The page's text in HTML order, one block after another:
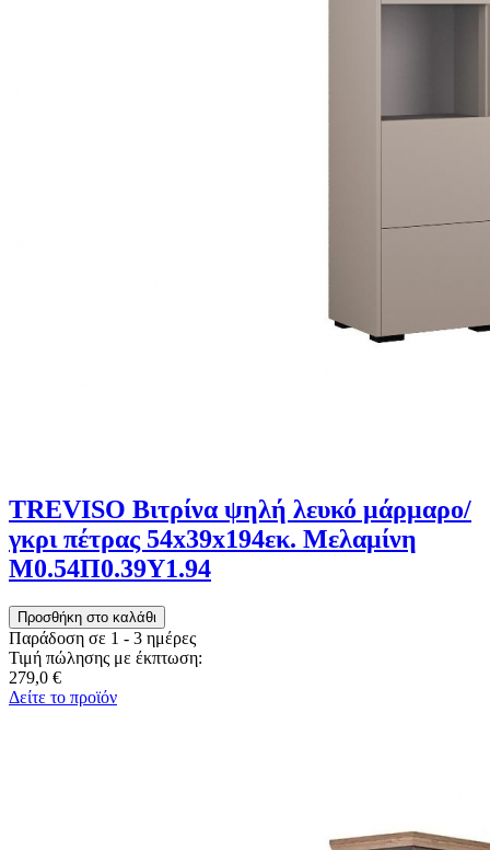
TREVISO Βιτρίνα ψηλή λευκό μάρμαρο/
γκρι πέτρας 54x39x194εκ. Μελαμίνη
Μ0.54Π0.39Υ1.94
Παράδοση σε 1 - 3 ημέρες
Τιμή πώλησης με έκπτωση:
279,0 €
Δείτε το προϊόν